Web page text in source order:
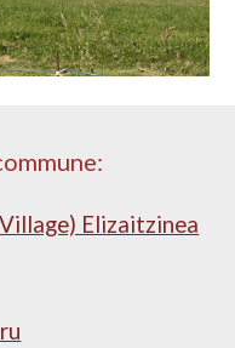
Elizaitzinea